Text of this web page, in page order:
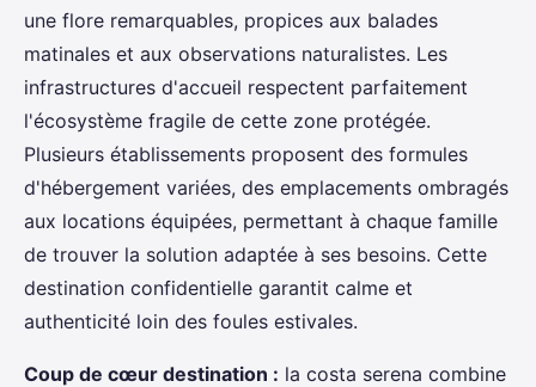
une flore remarquables, propices aux balades
matinales et aux observations naturalistes. Les
infrastructures d'accueil respectent parfaitement
l'écosystème fragile de cette zone protégée.
Plusieurs établissements proposent des formules
d'hébergement variées, des emplacements ombragés
aux locations équipées, permettant à chaque famille
de trouver la solution adaptée à ses besoins. Cette
destination confidentielle garantit calme et
authenticité loin des foules estivales.
Coup de cœur destination : la costa serena combine